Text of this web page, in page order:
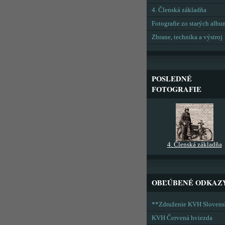
4. Členská základňa
Fotografie zo starých
Zbrane, technika a výstroj
POSLEDNÉ
FOTOGRAFIE
4. Členská základňa
OBĽÚBENÉ
**Združenie KVH
KVH Červená hviezda